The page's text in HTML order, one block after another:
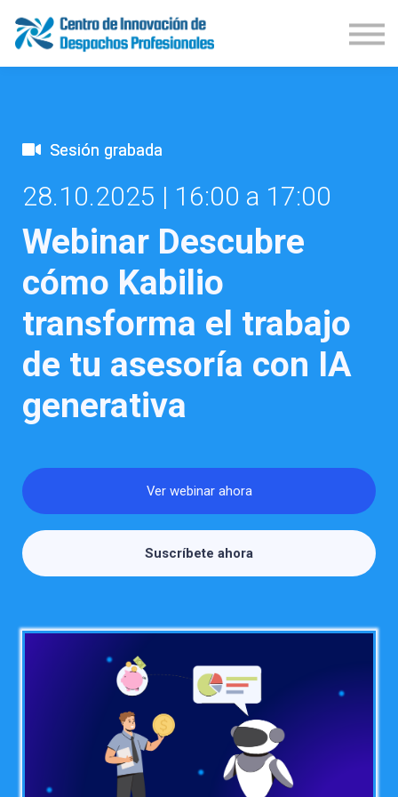
Demos Productos
Congresos
Publicaciones
Sesión grabada
28.10.2025 | 16:00 a 17:00
Webinar Descubre
cómo Kabilio
transforma el trabajo
de tu asesoría con IA
generativa
Ver webinar ahora
Suscríbete ahora